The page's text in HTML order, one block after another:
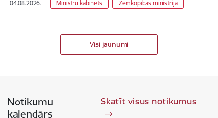
04.08.2026. Ministru kabinets Zemkopības ministrija
Visi jaunumi
Notikumu
kalendārs
Skatīt visus notikumus